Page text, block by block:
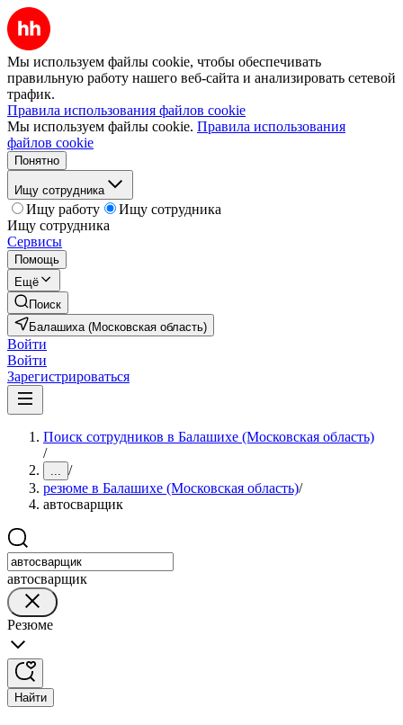
Мы используем файлы cookie, чтобы обеспечивать
правильную работу нашего веб-сайта и анализировать сетевой
трафик.
Правила использования файлов cookie
Мы используем файлы cookie. Правила использования
файлов cookie
Понятно
Ищу сотрудника
Ищу работу
Ищу сотрудника
Ищу сотрудника
Сервисы
Помощь
Ещё
Поиск
Балашиха (Московская область)
Войти
Войти
Зарегистрироваться
Поиск сотрудников в Балашихе (Московская область)
/
... /
резюме в Балашихе (Московская область)/
автосварщик
автосварщик
Резюме
Найти